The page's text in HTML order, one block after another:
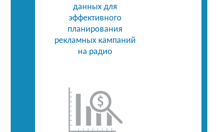
данных для
эффективного
планирования
рекламных кампаний
на радио